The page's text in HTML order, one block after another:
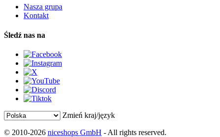
Nasza grupa
Kontakt
Śledź nas na
Zmień kraj/język
© 2010-2026 niceshops GmbH - All rights reserved.